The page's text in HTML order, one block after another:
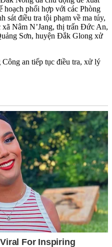
hoạch phối hợp với các Phòng
sát điều tra tội phạm về m‌a tú‌y,
xã Nâm N’Jang, thị trấn Đức An,
Sơn, huyện Đắk Glong xử
an tiếp tục điều tra, xử lý